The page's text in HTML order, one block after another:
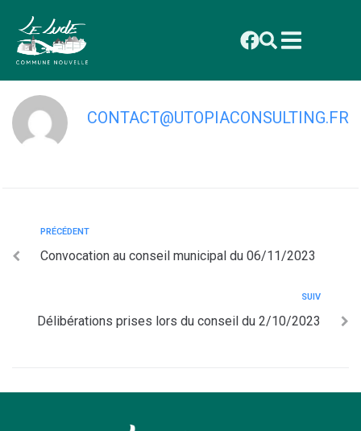
principal
Procès verbal du 02/10/2023
CONTACT@UTOPIACONSULTING.FR
PRÉCÉDENT
Convocation au conseil municipal du 06/11/2023
SUIV
Délibérations prises lors du conseil du 2/10/2023